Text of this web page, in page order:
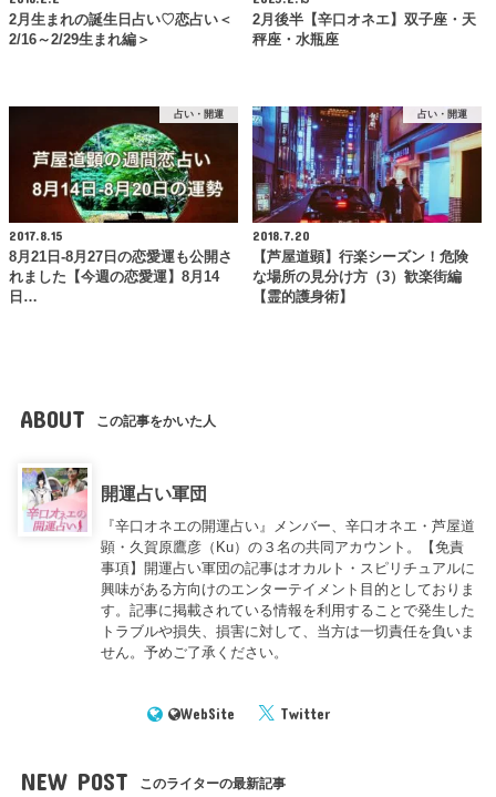
2月生まれの誕生日占い♡恋占い＜
2/16～2/29生まれ編＞
2月後半【辛口オネエ】双子座・天
秤座・水瓶座
占い・開運
2017.8.15
8月21日-8月27日の恋愛運も公開さ
れました【今週の恋愛運】8月14
日…
占い・開運
2018.7.20
【芦屋道顕】行楽シーズン！危険
な場所の見分け方（3）歓楽街編
【霊的護身術】
ABOUT この記事をかいた人
開運占い軍団
『辛口オネエの開運占い』メンバー、辛口オネエ・芦屋道
顕・久賀原鷹彦（Ku）の３名の共同アカウント。【免責
事項】開運占い軍団の記事はオカルト・スピリチュアルに
興味がある方向けのエンターテイメント目的としておりま
す。記事に掲載されている情報を利用することで発生した
トラブルや損失、損害に対して、当方は一切責任を負いま
せん。予めご了承ください。
WebSite Twitter
NEW POST このライターの最新記事